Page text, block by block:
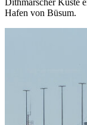
Dithmarscher Küste
Hafen von Büsum.